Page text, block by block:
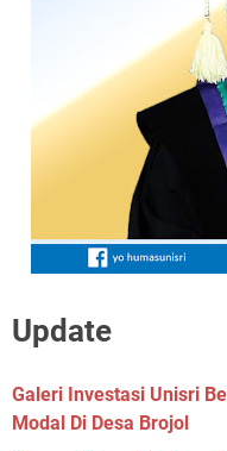
Update
Galeri Investasi Unisri
Modal Di Desa Brojol